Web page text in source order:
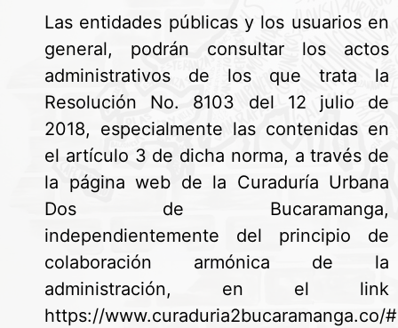
Las entidades públicas y los usuarios en
general, podrán consultar los actos
administrativos de los que trata la
Resolución No. 8103 del 12 julio de
2018, especialmente las contenidas en
el artículo 3 de dicha norma, a través de
la página web de la Curaduría Urbana
Dos de Bucaramanga,
independientemente del principio de
colaboración armónica de la
administración, en el link
https://www.curaduria2bucaramanga.co/